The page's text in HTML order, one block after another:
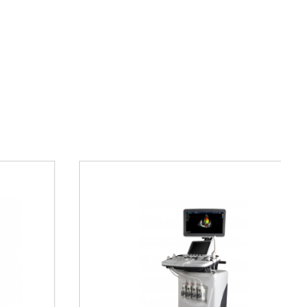
Преимущества
Снижение
улучшенной